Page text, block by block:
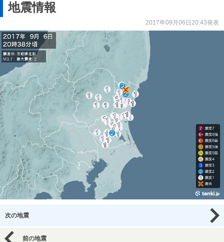
地震情報
2017年09月06日20:43発表
次の地震
前の地震